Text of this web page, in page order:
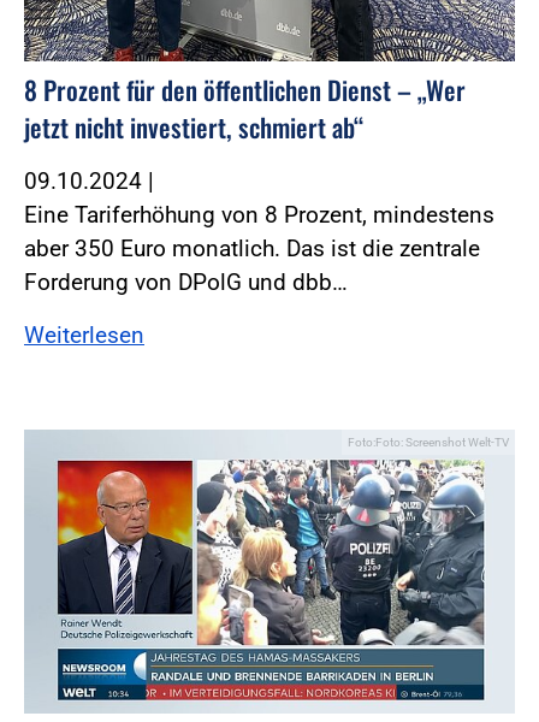
8 Prozent für den öffentlichen Dienst – „Wer
jetzt nicht investiert, schmiert ab“
09.10.2024 |
Eine Tariferhöhung von 8 Prozent, mindestens
aber 350 Euro monatlich. Das ist die zentrale
Forderung von DPolG und dbb…
Weiterlesen
Foto:Foto: Screenshot Welt-TV